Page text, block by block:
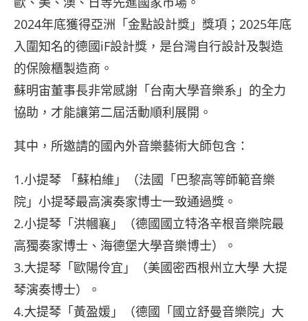
2024年底獲得亞洲「金點設計獎」獎項；2025年底
入圍知名的德國iF設計獎，是台灣自行設計及製造
的保險櫃製造商。
蘇明宙董事長非常感謝「台南大學音樂系」的全力
協助，才能讓第二屆活動順利展開。
其中，所邀請的國內外音樂藝術大師包含：
1.小提琴 「蘇柏維」（法國「巴黎高等師範音樂
院」小提琴最高演奏家博士一致通過獎。
2.小提琴「洪幗襄」（德國國立特洛辛根音樂院最
高獨奏家博士、海德堡大學音樂博士）。
3.大提琴「歐陽伶宜」（美國密西根州立大學 大提
琴演奏博士）。
4.大提琴「黃盈媛」（德國「國立舒曼音樂院」大